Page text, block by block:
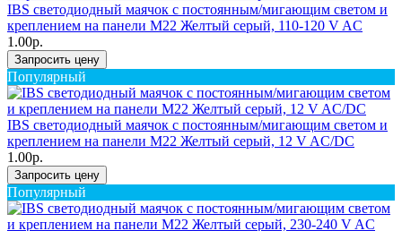
IBS светодиодный маячок с постоянным/мигающим светом и
креплением на панели M22 Желтый серый, 110-120 V AC
1.00р.
Запросить цену
Популярный
IBS светодиодный маячок с постоянным/мигающим светом и
креплением на панели M22 Желтый серый, 12 V AC/DC
1.00р.
Запросить цену
Популярный